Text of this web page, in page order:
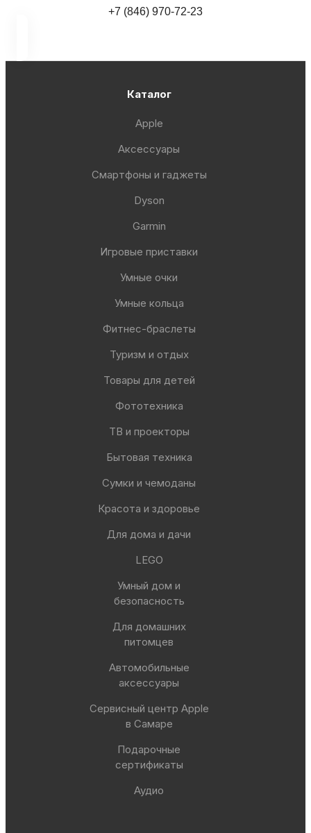
+7 (846) 970-72-23
Каталог
Apple
Аксессуары
Смартфоны и гаджеты
Dyson
Garmin
Игровые приставки
Умные очки
Умные кольца
Фитнес-браслеты
Туризм и отдых
Товары для детей
Фототехника
ТВ и проекторы
Бытовая техника
Сумки и чемоданы
Красота и здоровье
Для дома и дачи
LEGO
Умный дом и
безопасность
Для домашних
питомцев
Автомобильные
аксессуары
Сервисный центр Apple
в Самаре
Подарочные
сертификаты
Аудио